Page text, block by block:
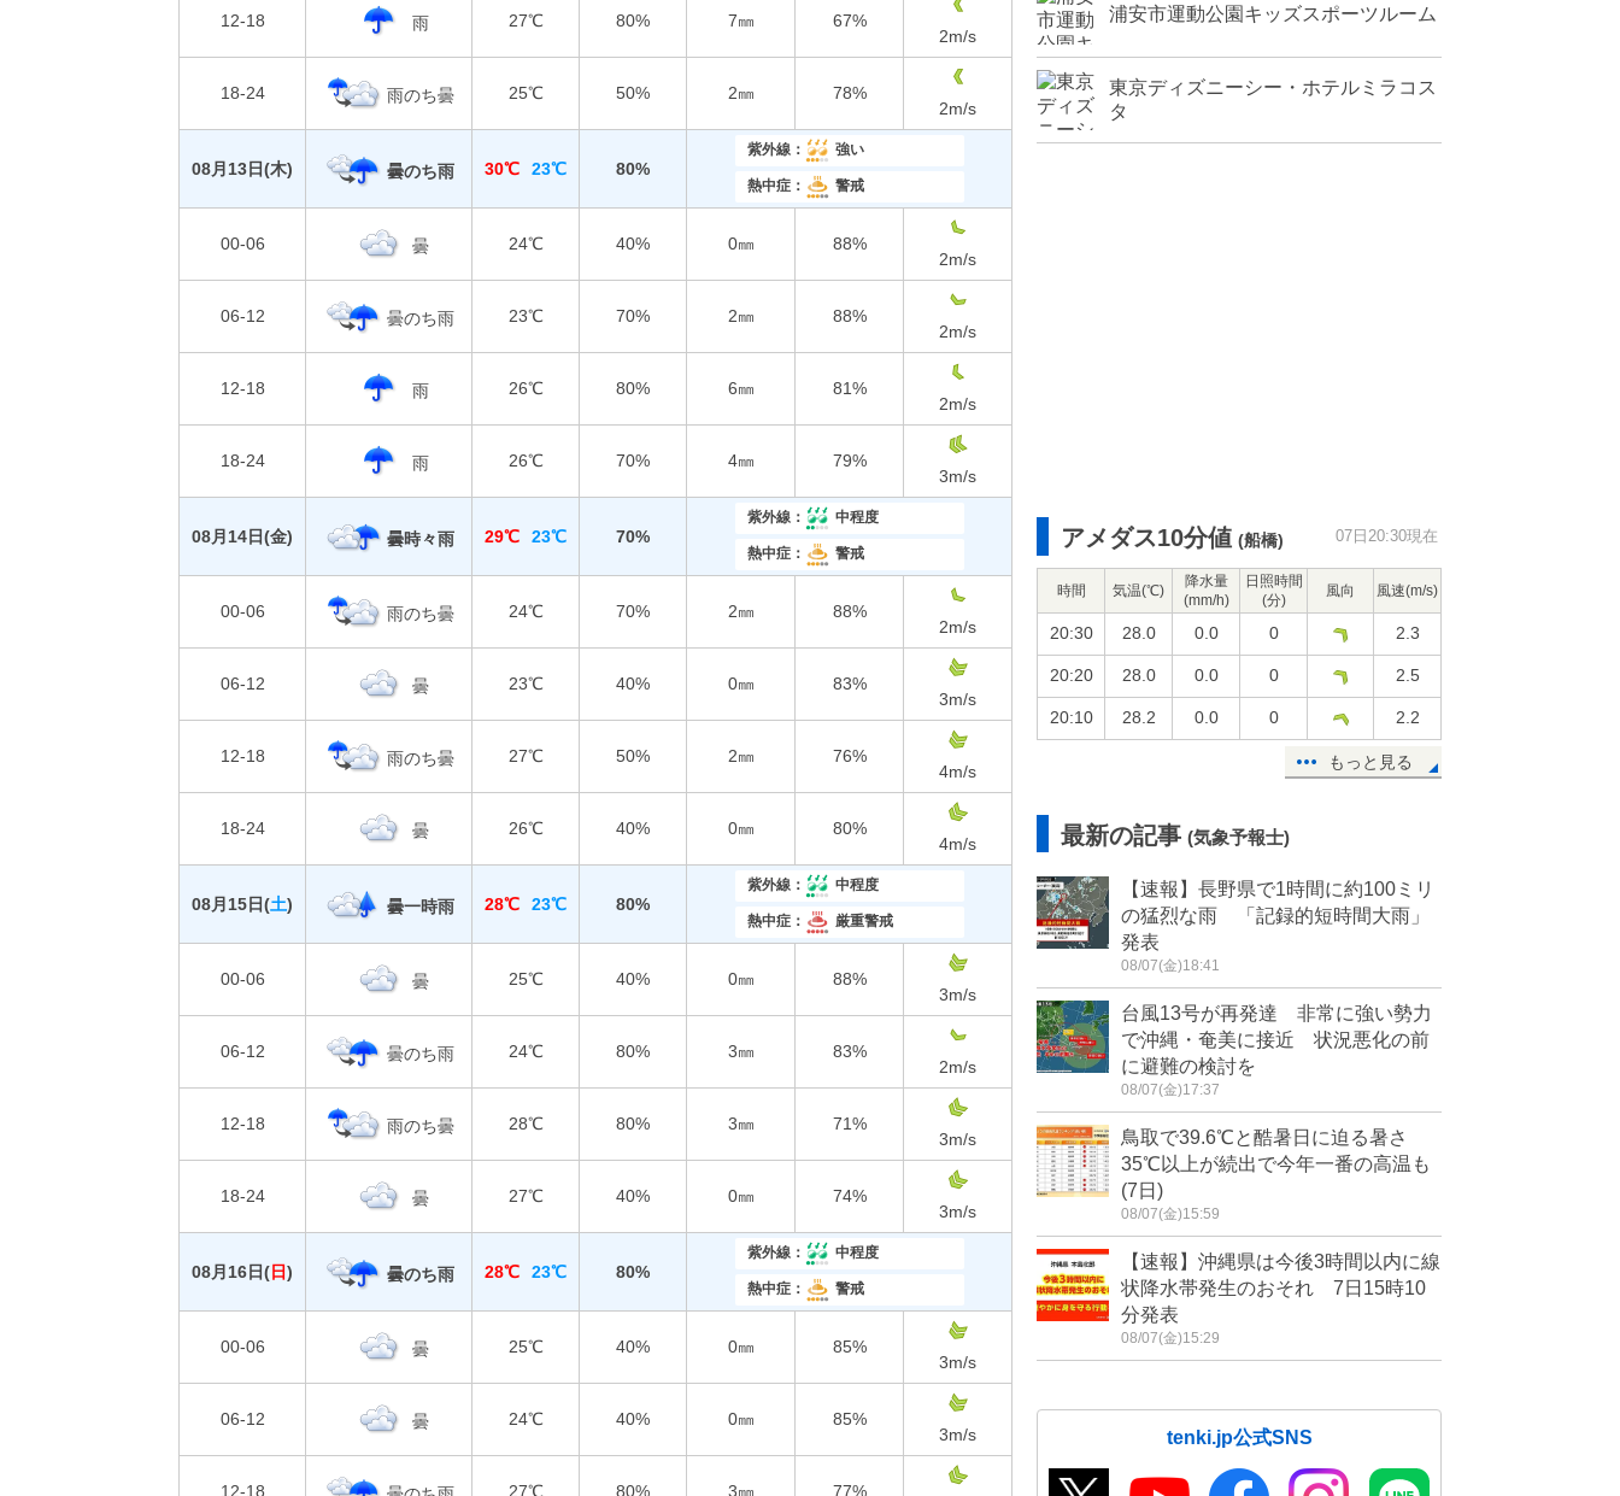
12-18 雨 27℃ 80% 7㎜
67%
2m/s
18-24 雨のち曇 25℃ 50% 2㎜
78%
2m/s
08月13日(木) 曇のち雨 30℃ 23℃ 80%
紫外線： 強い
熱中症： 警戒
00-06 曇 24℃ 40% 0㎜
88%
2m/s
06-12 曇のち雨 23℃ 70% 2㎜
88%
2m/s
12-18 雨 26℃ 80% 6㎜
81%
2m/s
18-24 雨 26℃ 70% 4㎜
79%
3m/s
08月14日(金) 曇時々雨 29℃ 23℃ 70%
紫外線： 中程度
熱中症： 警戒
00-06 雨のち曇 24℃ 70% 2㎜
88%
2m/s
06-12 曇 23℃ 40% 0㎜
83%
3m/s
12-18 雨のち曇 27℃ 50% 2㎜
76%
4m/s
18-24 曇 26℃ 40% 0㎜
80%
4m/s
08月15日(土) 曇一時雨 28℃ 23℃ 80%
紫外線： 中程度
熱中症： 厳重警戒
00-06 曇 25℃ 40% 0㎜
88%
3m/s
06-12 曇のち雨 24℃ 80% 3㎜
83%
2m/s
12-18 雨のち曇 28℃ 80% 3㎜
71%
3m/s
18-24 曇 27℃ 40% 0㎜
74%
3m/s
08月16日(日) 曇のち雨 28℃ 23℃ 80%
紫外線： 中程度
熱中症： 警戒
00-06 曇 25℃ 40% 0㎜
85%
3m/s
06-12 曇 24℃ 40% 0㎜
85%
3m/s
12-18 27℃ 80% 3㎜ 77%
浦安市運動公園キッズスポーツルーム
東京ディズニーシー・ホテルミラコス
タ
アメダス10分値 (船橋) 07日20:30現在
時間 気温(℃)
降水量
(mm/h)
日照時間
(分)
風向 風速(m/s)
20:30 28.0 0.0 0 2.3
20:20 28.0 0.0 0 2.5
20:10 28.2 0.0 0 2.2
もっと見る
最新の記事 (気象予報士)
【速報】長野県で1時間に約100ミリ
の猛烈な雨 「記録的短時間大雨」
発表
08/07(金)18:41
台風13号が再発達 非常に強い勢力
で沖縄・奄美に接近 状況悪化の前
に避難の検討を
08/07(金)17:37
鳥取で39.6℃と酷暑日に迫る暑さ
35℃以上が続出で今年一番の高温も
(7日)
08/07(金)15:59
【速報】沖縄県は今後3時間以内に線
状降水帯発生のおそれ 7日15時10
分発表
08/07(金)15:29
tenki.jp公式SNS